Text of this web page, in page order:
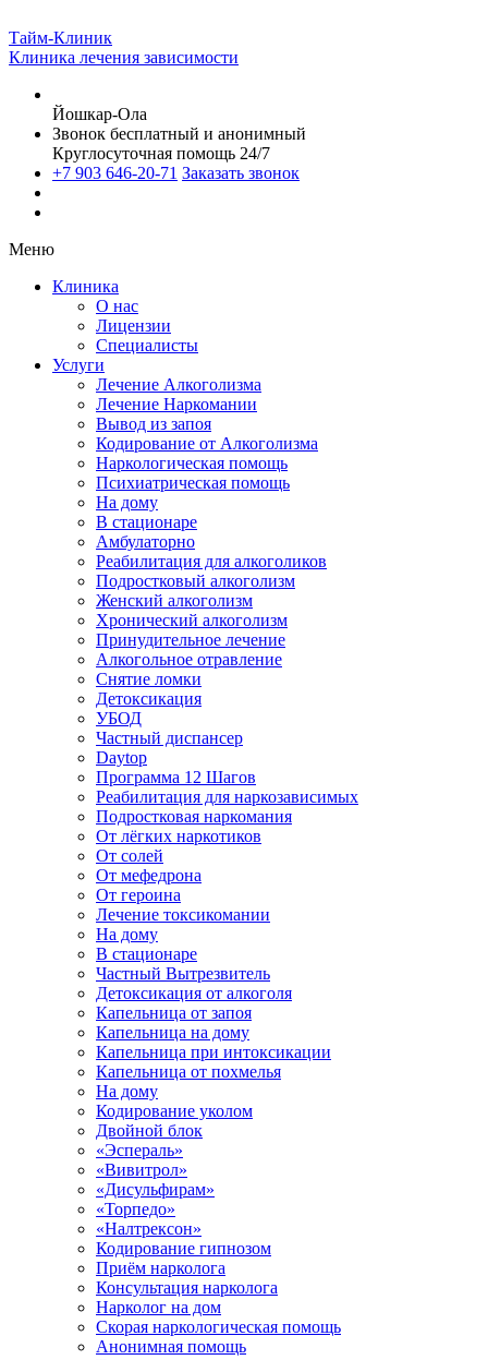
Тайм-Клиник
Клиника лечения зависимости
Йошкар-Ола
Звонок бесплатный и анонимный
Круглосуточная помощь 24/7
+7 903 646-20-71 Заказать звонок
Меню
Клиника
О нас
Лицензии
Специалисты
Услуги
Лечение Алкоголизма
Лечение Наркомании
Вывод из запоя
Кодирование от Алкоголизма
Наркологическая помощь
Психиатрическая помощь
На дому
В стационаре
Амбулаторно
Реабилитация для алкоголиков
Подростковый алкоголизм
Женский алкоголизм
Хронический алкоголизм
Принудительное лечение
Алкогольное отравление
Снятие ломки
Детоксикация
УБОД
Частный диспансер
Daytop
Программа 12 Шагов
Реабилитация для наркозависимых
Подростковая наркомания
От лёгких наркотиков
От солей
От мефедрона
От героина
Лечение токсикомании
На дому
В стационаре
Частный Вытрезвитель
Детоксикация от алкоголя
Капельница от запоя
Капельница на дому
Капельница при интоксикации
Капельница от похмелья
На дому
Кодирование уколом
Двойной блок
«Эспераль»
«Вивитрол»
«Дисульфирам»
«Торпедо»
«Налтрексон»
Кодирование гипнозом
Приём нарколога
Консультация нарколога
Нарколог на дом
Скорая наркологическая помощь
Анонимная помощь